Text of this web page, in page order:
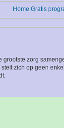
Home Gratis
zorg
zich op geen